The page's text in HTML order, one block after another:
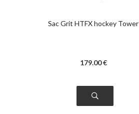
Sac Grit HTFX hockey Tower
179.00€